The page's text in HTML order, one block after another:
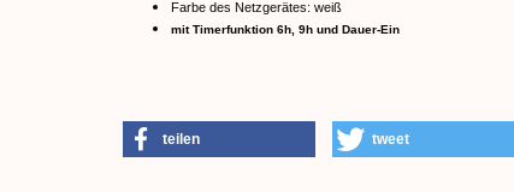
Farbe des Netzgerätes: weiß
mit Timerfunktion 6h, 9h und Dauer-Ein
teilen tweet